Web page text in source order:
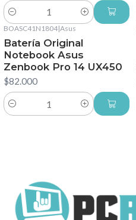
Cantidad
BOASC41N1804|Asus
Batería Original
Notebook Asus
Zenbook Pro 14 UX450
$82.000
Cantidad